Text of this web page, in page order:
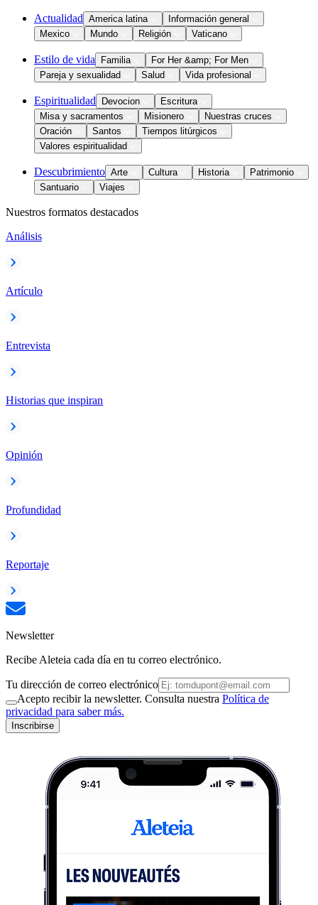
Actualidad America latina
Información general
Mexico
Mundo Religión Vaticano
Estilo de vida Familia
For Her &amp; For Men
Pareja y sexualidad
Salud Vida profesional
Espiritualidad Devocion
Escritura
Misa y sacramentos
Misionero
Nuestras cruces
Oración
Santos
Tiempos litúrgicos
Valores espiritualidad
Descubrimiento Arte Cultura Historia
Patrimonio
Santuario
Viajes
Nuestros formatos destacados
Análisis
Artículo
Entrevista
Historias que inspiran
Opinión
Profundidad
Reportaje
Newsletter
Recibe Aleteia cada día en tu correo electrónico.
Tu dirección de correo electrónico
Acepto recibir la newsletter. Consulta nuestra Política de
privacidad para saber más.
Inscribirse